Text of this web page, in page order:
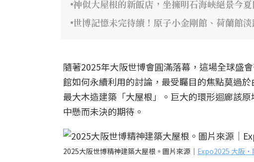
神似大屋根的新飯店，坐擁明石海峽絕景今
世博記憶未完待續！原子小金剛館、荷蘭館
隨著2025年大阪世博會圓滿落幕，這場全球盛
館如何永續利用的討論，最受矚目的焦點莫過
最大木造建築「大屋根」。巨大的環形迴廊該
中懸而未決的期待。
2025大阪世博精神建築大屋根。圖片來源｜ Expo2025 大阪・